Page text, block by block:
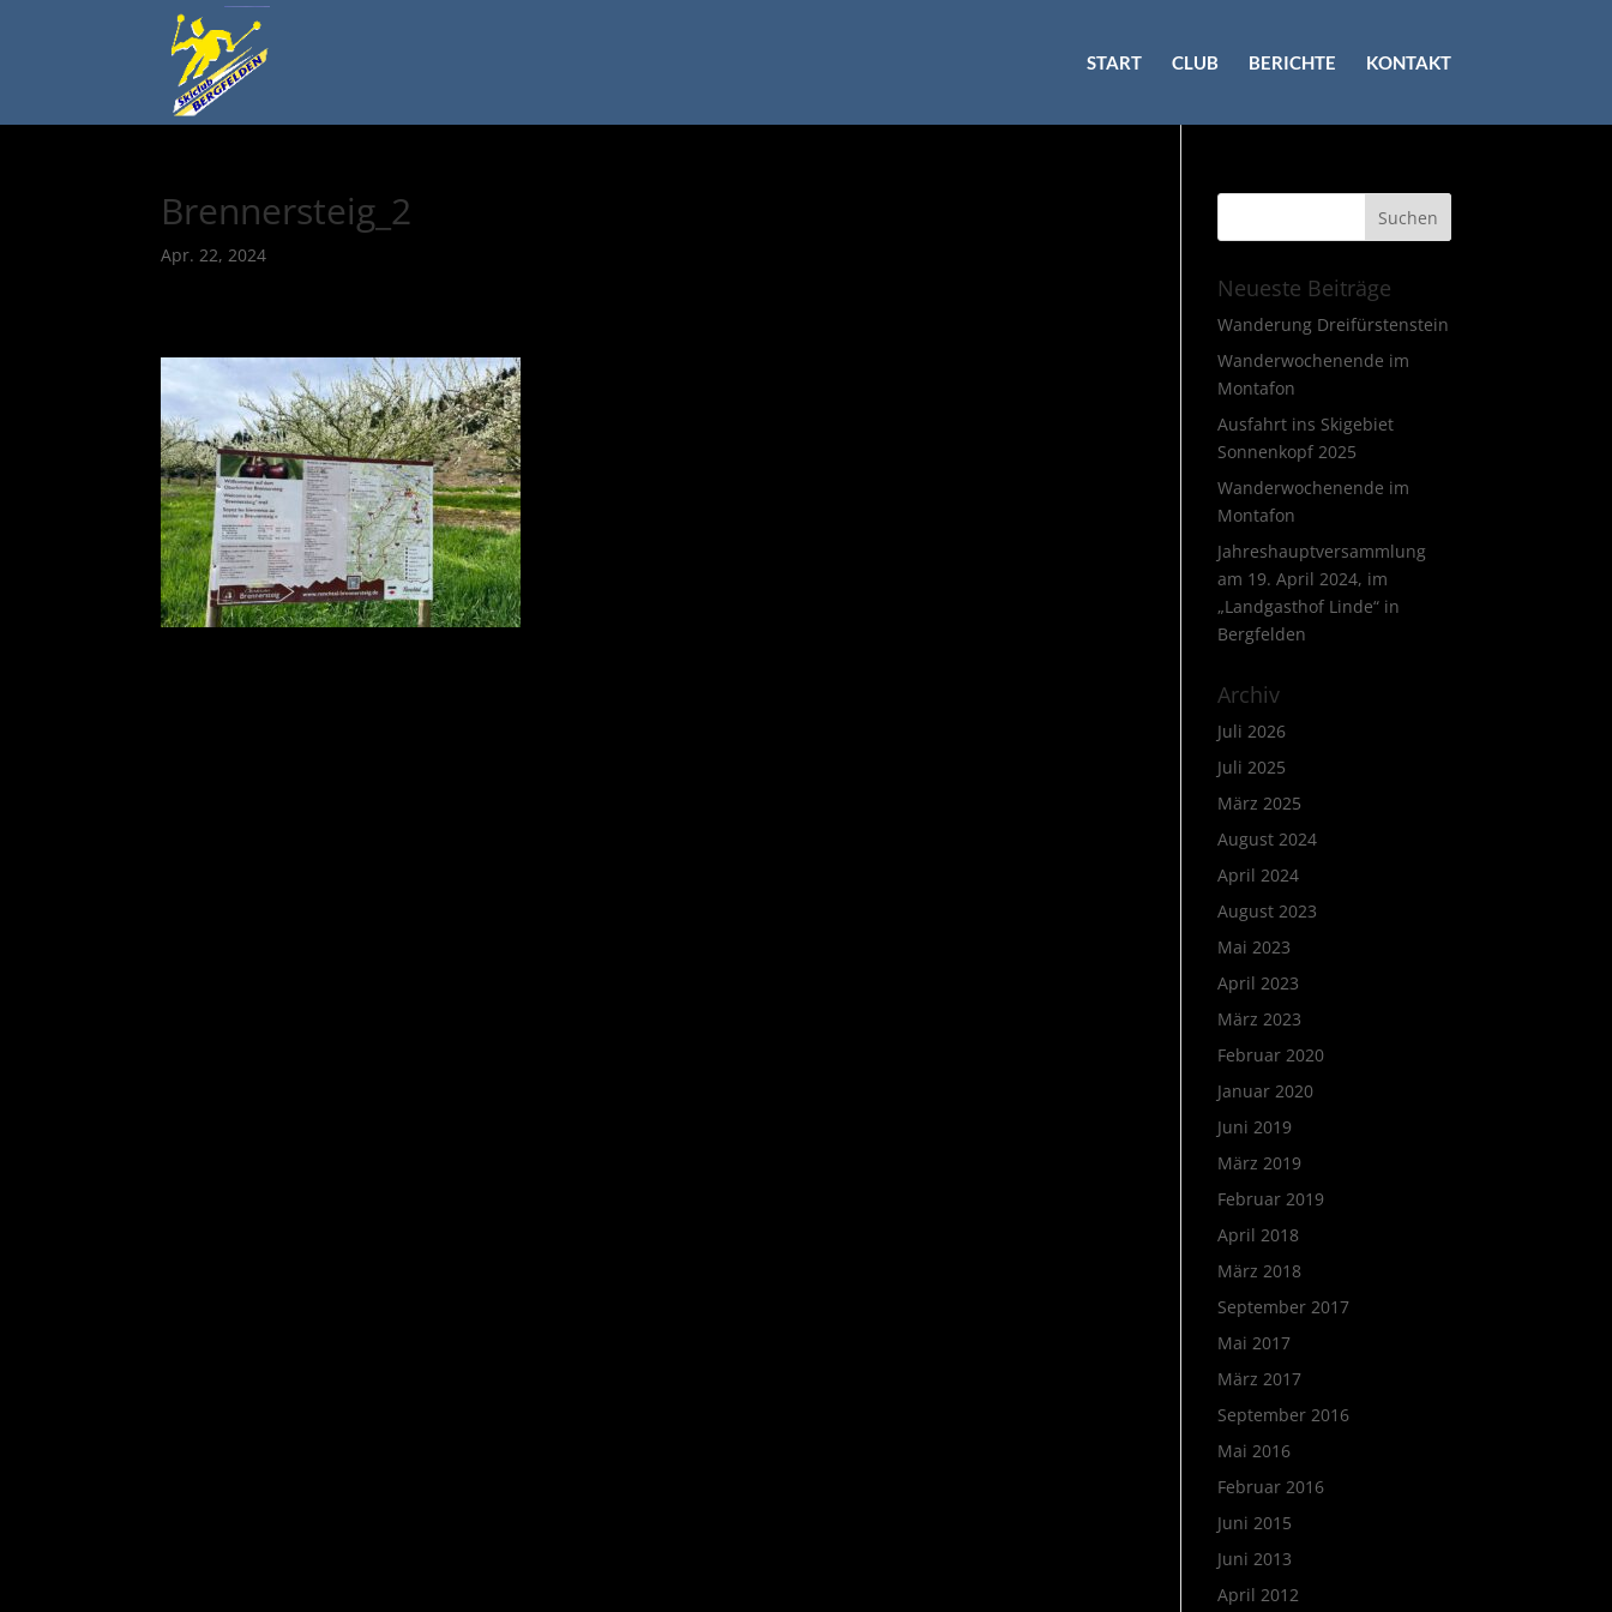
START CLUB BERICHTE KONTAKT
Brennersteig_2
Apr. 22, 2024
Neueste Beiträge
Wanderung Dreifürstenstein
Wanderwochenende im
Montafon
Ausfahrt ins Skigebiet
Sonnenkopf 2025
Wanderwochenende im
Montafon
Jahreshauptversammlung
am 19. April 2024, im
„Landgasthof Linde“ in
Bergfelden
Archiv
Juli 2026
Juli 2025
März 2025
August 2024
April 2024
August 2023
Mai 2023
April 2023
März 2023
Februar 2020
Januar 2020
Juni 2019
März 2019
Februar 2019
April 2018
März 2018
September 2017
Mai 2017
März 2017
September 2016
Mai 2016
Februar 2016
Juni 2015
Juni 2013
April 2012